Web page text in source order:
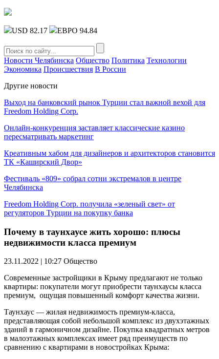
USD 82.17 ЕВРО 94.84
Новости Челябинска Общество Политика Технологии
Экономика Происшествия В России
Другие новости
Выход на банковский рынок Турции стал важной вехой для
Freedom Holding Corp.
Онлайн-конкуренция заставляет классические казино
пересматривать маркетинг
Креативным хабом для дизайнеров и архитекторов становится
ТК «Каширский Двор»
Фестиваль «809» собрал сотни экстремалов в центре
Челябинска
Freedom Holding Corp. получила «зеленый свет» от
регуляторов Турции на покупку банка
Почему в таунхаусе жить хорошо: плюсы
недвижимости класса премиум
23.11.2022 | 10:27 Общество
Современные застройщики в Крыму предлагают не только
квартиры: покупатели могут приобрести таунхаусы класса
премиум, ощущая повышенный комфорт качества жизни.
Таунхаус — жилая недвижимость премиум-класса,
представляющая собой небольшой комплекс из двухэтажных
зданий в гармоничном дизайне. Покупка квадратных метров
в малоэтажных комплексах имеет ряд преимуществ по
сравнению с квартирами в новостройках Крыма: